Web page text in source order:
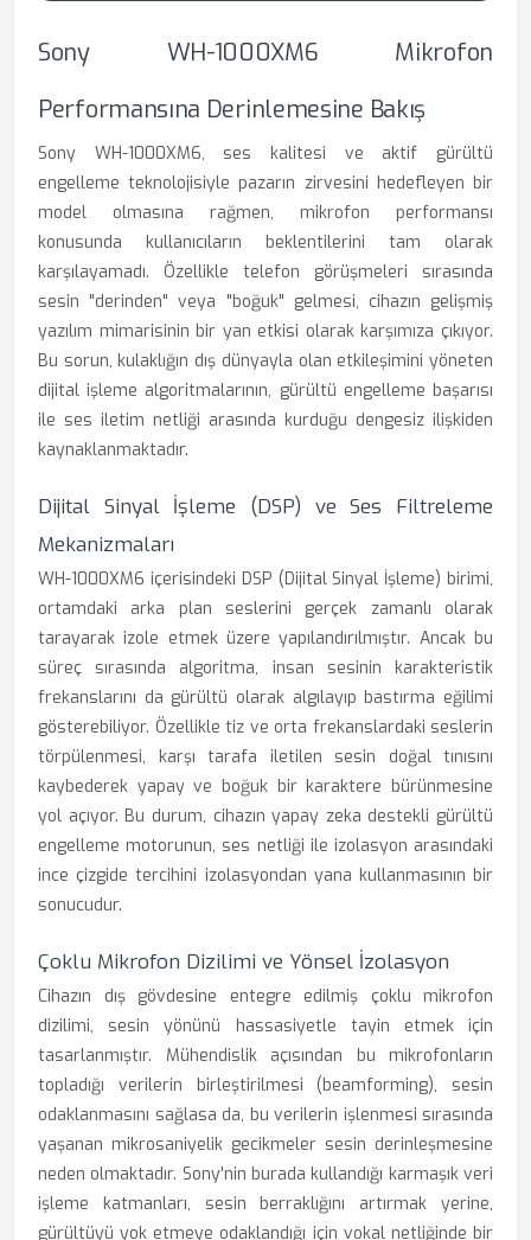
Sony WH-1000XM6 Mikrofon
Performansına Derinlemesine Bakış
Sony WH-1000XM6, ses kalitesi ve aktif gürültü
engelleme teknolojisiyle pazarın zirvesini hedefleyen bir
model olmasına rağmen, mikrofon performansı
konusunda kullanıcıların beklentilerini tam olarak
karşılayamadı. Özellikle telefon görüşmeleri sırasında
sesin "derinden" veya "boğuk" gelmesi, cihazın gelişmiş
yazılım mimarisinin bir yan etkisi olarak karşımıza çıkıyor.
Bu sorun, kulaklığın dış dünyayla olan etkileşimini yöneten
dijital işleme algoritmalarının, gürültü engelleme başarısı
ile ses iletim netliği arasında kurduğu dengesiz ilişkiden
kaynaklanmaktadır.
Dijital Sinyal İşleme (DSP) ve Ses Filtreleme
Mekanizmaları
WH-1000XM6 içerisindeki DSP (Dijital Sinyal İşleme) birimi,
ortamdaki arka plan seslerini gerçek zamanlı olarak
tarayarak izole etmek üzere yapılandırılmıştır. Ancak bu
süreç sırasında algoritma, insan sesinin karakteristik
frekanslarını da gürültü olarak algılayıp bastırma eğilimi
gösterebiliyor. Özellikle tiz ve orta frekanslardaki seslerin
törpülenmesi, karşı tarafa iletilen sesin doğal tınısını
kaybederek yapay ve boğuk bir karaktere bürünmesine
yol açıyor. Bu durum, cihazın yapay zeka destekli gürültü
engelleme motorunun, ses netliği ile izolasyon arasındaki
ince çizgide tercihini izolasyondan yana kullanmasının bir
sonucudur.
Çoklu Mikrofon Dizilimi ve Yönsel İzolasyon
Cihazın dış gövdesine entegre edilmiş çoklu mikrofon
dizilimi, sesin yönünü hassasiyetle tayin etmek için
tasarlanmıştır. Mühendislik açısından bu mikrofonların
topladığı verilerin birleştirilmesi (beamforming), sesin
odaklanmasını sağlasa da, bu verilerin işlenmesi sırasında
yaşanan mikrosaniyelik gecikmeler sesin derinleşmesine
neden olmaktadır. Sony'nin burada kullandığı karmaşık veri
işleme katmanları, sesin berraklığını artırmak yerine,
gürültüyü yok etmeye odaklandığı için vokal netliğinde bir